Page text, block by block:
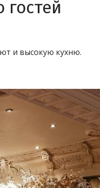
и высокую кухню.